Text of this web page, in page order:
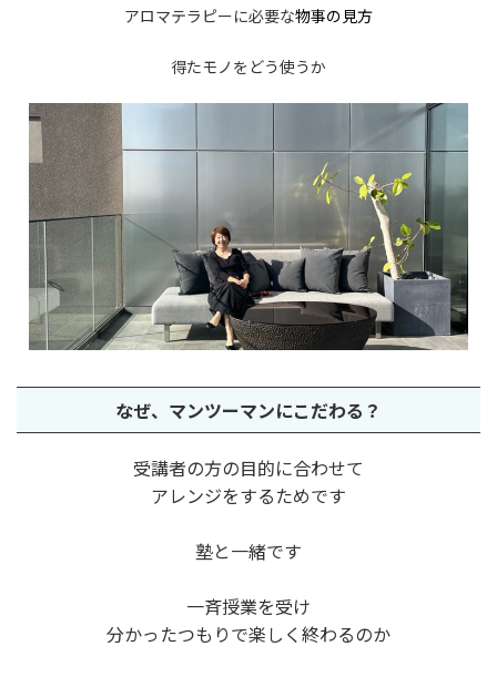
アロマテラピーに必要な物事の見方
得たモノをどう使うか
なぜ、 マンツーマンにこだわる？
受講者の方の目的に合わせて
アレンジをするためです
塾と一緒です
一斉授業を受け
分かったつもりで楽しく終わるのか